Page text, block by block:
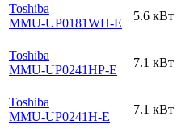
Toshiba
MMU-UP0181WH-E
5.6 кВт
Toshiba
MMU-UP0241HP-E
7.1 кВт
Toshiba
MMU-UP0241H-E
7.1 кВт